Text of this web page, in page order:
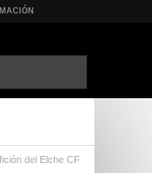
del Elche CF